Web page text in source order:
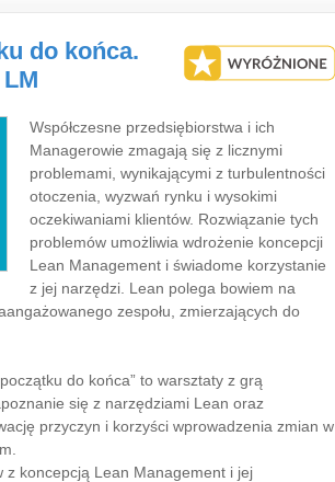
do końca.
Współczesne przedsiębiorstwa i ich
Managerowie zmagają się z licznymi
problemami, wynikającymi z turbulentności
otoczenia, wyzwań rynku i wysokimi
oczekiwaniami klientów. Rozwiązanie tych
problemów umożliwia wdrożenie koncepcji
Lean Management i świadome korzystanie
z jej narzędzi. Lean polega bowiem na
zespołu, zmierzających do
do końca” to warsztaty z grą
się z narzędziami Lean oraz
przyczyn i korzyści wprowadzenia zmian w
z koncepcją Lean Management i jej